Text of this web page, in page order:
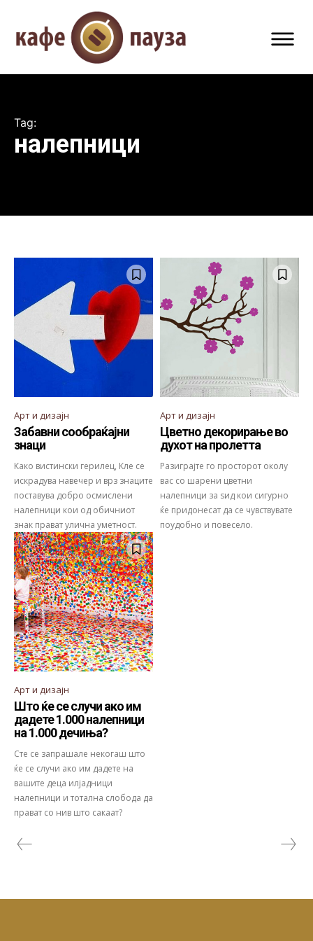
Tag:
налепници
Арт и дизајн
Забавни сообраќајни
знаци
Како вистински герилец, Кле се
искрадува навечер и врз знаците
поставува добро осмислени
налепници кои од обичниот
знак прават улична уметност.
Арт и дизајн
Цветно декорирање во
духот на пролетта
Разиграјте го просторот околу
вас со шарени цветни
налепници за ѕид кои сигурно
ќе придонесат да се чувствувате
поудобно и повесело.
Арт и дизајн
Што ќе се случи ако им
дадете 1.000 налепници
на 1.000 дечиња?
Сте се запрашале некогаш што
ќе се случи ако им дадете на
вашите деца илјадници
налепници и тотална слобода да
прават со нив што сакаат?